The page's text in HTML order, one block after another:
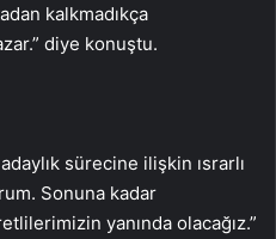
kalkmadıkça
diye konuştu.
sürecine ilişkin ısrarlı
Sonuna kadar
yanında olacağız.”